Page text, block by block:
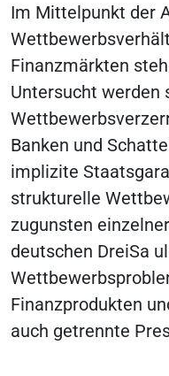
Im Mittelpunkt der
Finanzmärkten
Untersucht werden
Banken und
implizite
strukturelle
zugunsten
deutschen DreiSa
Finanzprodukten
auch getrennte